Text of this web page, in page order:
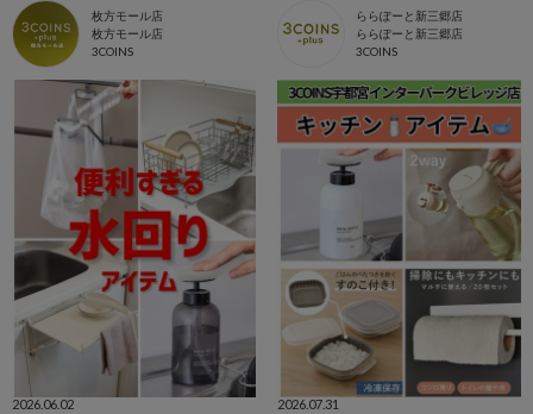
枚方モール店
枚方モール店
3COINS
ららぽーと新三郷店
ららぽーと新三郷店
3COINS
2026.06.02
2026.07.31